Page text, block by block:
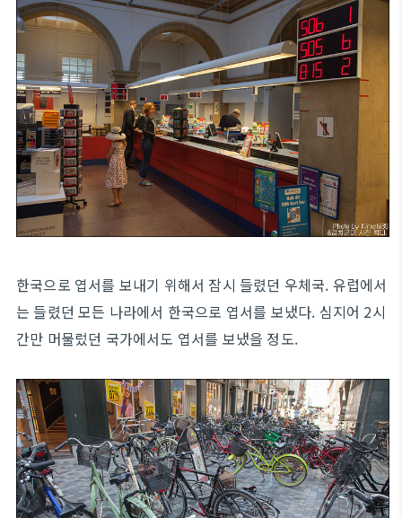
한국으로 엽서를 보내기 위해서 잠시 들렸던 우체국. 유럽에서
는 들렸던 모든 나라에서 한국으로 엽서를 보냈다. 심지어 2시
간만 머물렀던 국가에서도 엽서를 보냈을 정도.